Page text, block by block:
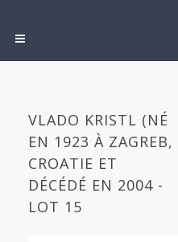
VLADO KRISTL (NÉ
EN 1923 À ZAGREB,
CROATIE ET
DÉCÉDÉ EN 2004 -
LOT 15